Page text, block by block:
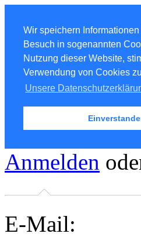
Wir speichern
Besuch in sogenannten
Nutzung dieser Website,
Verwendung von Cookies
Unsere
Anmelden
E-Mail: